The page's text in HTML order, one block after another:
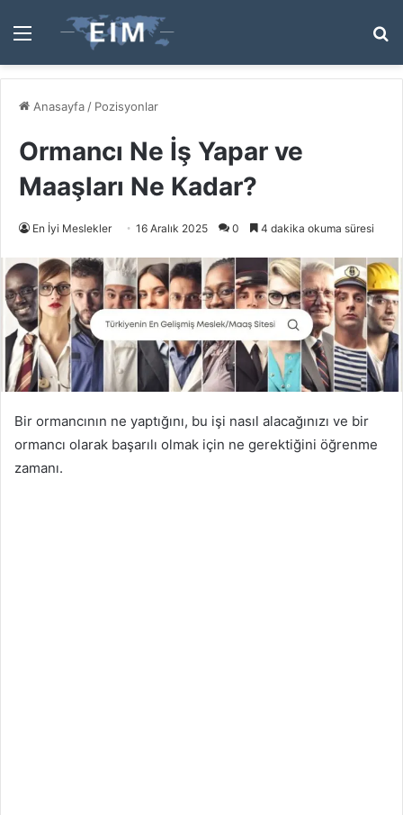
Menü
...
Anasayfa / Pozisyonlar
Ormancı Ne İş Yapar ve
Maaşları Ne Kadar?
En İyi Meslekler 16 Aralık 2025 0 4 dakika okuma süresi
Bir ormancının ne yaptığını, bu işi nasıl alacağınızı ve bir
ormancı olarak başarılı olmak için ne gerektiğini öğrenme
zamanı.